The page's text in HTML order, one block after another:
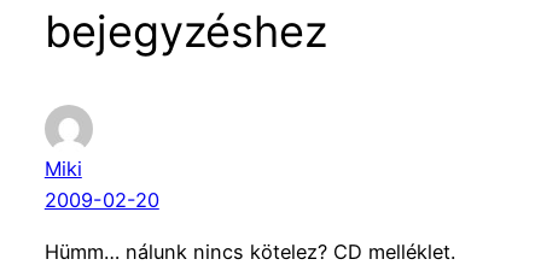
bejegyzéshez
Miki
2009-02-20
Hümm… nálunk nincs kötelez? CD melléklet.